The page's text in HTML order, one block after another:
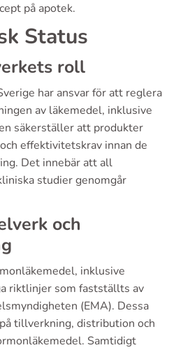
på apotek.
Status
roll
har ansvar för att reglera
av läkemedel, inklusive
säkerställer att produkter
effektivitetskrav innan de
Det innebär att all
studier genomgår
och
inklusive
riktlinjer som fastställts av
(EMA). Dessa
tillverkning, distribution och
Samtidigt